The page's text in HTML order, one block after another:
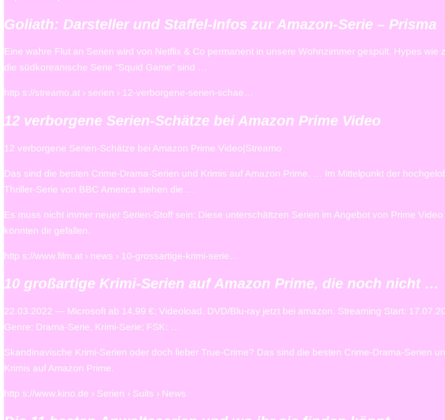
Goliath: Darsteller und Staffel-Infos zur Amazon-Serie – Prisma
Eine wahre Flut an Serien wird von Netflix & Co permanent in unsere Wohnzimmer gespült. Hypes wie
die südkoreanische Serie “Squid Game” sind …
http s://streamo.at › serien › 12-verborgene-serien-schae…
12 verborgene Serien-Schätze bei Amazon Prime Video
12 verborgene Serien-Schätze bei Amazon Prime Video|Streamo
Das sind die besten Crime-Drama-Serien und Krimis auf Amazon Prime. … Im Mittelpunkt der
Thriller-Serie von BBC America stehen die …
Es muss nicht immer neuer Serien-Stoff sein: Diese unterschättzen Serien im Angebot von Prime Video
könnten dir gefallen.
http s://www.film.at › news › 10-grossartige-krimi-serie…
10 großartige Krimi-Serien auf Amazon Prime, die noch nicht …
22.03.2022 — Microsoft ab 14,99 €; Videoload. DVD/Blu-ray jetzt bei amazon. Streaming Start:
Genre: Drama-Serie, Krimi-Serie; FSK: …
Skandinavische Krimi-Serien oder doch lieber True-Crime? Das sind die besten Crime-Drama-Serien
Krimis auf Amazon Prime.
http s://www.kino.de › Serien › Suits › News